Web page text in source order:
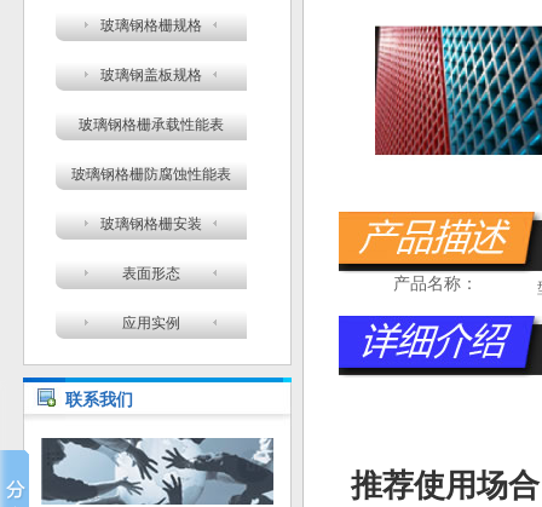
玻璃钢格栅规格
玻璃钢盖板规格
玻璃钢格栅承载性能表
玻璃钢格栅防腐蚀性能表
玻璃钢格栅安装
表面形态
应用实例
联系我们
产品名称：
推荐使用场